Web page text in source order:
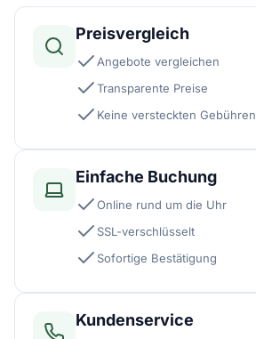
Preisvergleich
Angebote vergleichen
Transparente Preise
Keine versteckten Gebühren
Einfache Buchung
Online rund um die Uhr
SSL-verschlüsselt
Sofortige Bestätigung
Kundenservice